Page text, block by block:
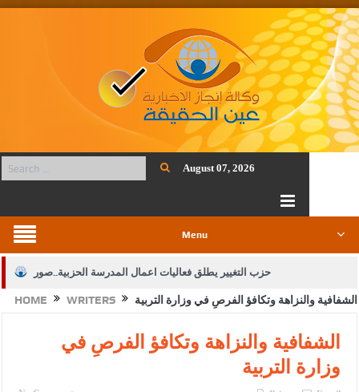
August 07, 2026
Menu
حزب التغيير يطلق فعاليات اعمال المدرسة الحزبية..صور
الجيش يفتح باب التجنيد لحملة البكالوريوس في الحقوق والقانون
بيان اجتماع عمّان:دعم الوصاية الهاشمية التاريخية على المقدسات
HOME WRITERS الشفافية والنزاهة وتكافؤ الفرصِ في وزارة التربية
الشفافية والنزاهة وتكافؤ الفرصِ في
وزارة التربية